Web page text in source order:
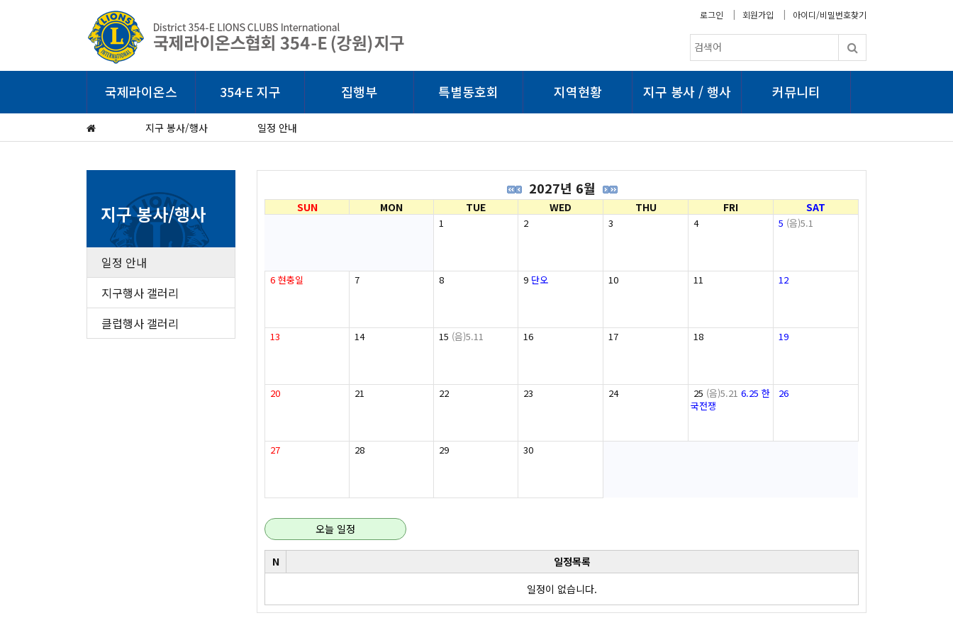
로그인 회원가입 아이디/비밀번호찾기
국제라이온스 354-E 지구 집행부 특별동호회 지역현황 지구 봉사 / 행사 커뮤니티
지구 봉사/행사 일정 안내
지구 봉사/행사
일정 안내
지구행사 갤러리
클럽행사 갤러리
2027년 6월
SUN MON TUE WED THU FRI SAT
1 2 3 4 5 (음)5.1
6 현충일 7 8 9 단오 10 11 12
13 14 15 (음)5.11 16 17 18 19
20 21 22 23 24 25 (음)5.21 6.25 한
국전쟁
26
27 28 29 30
오늘 일정
N
일정목록
일정이 없습니다.